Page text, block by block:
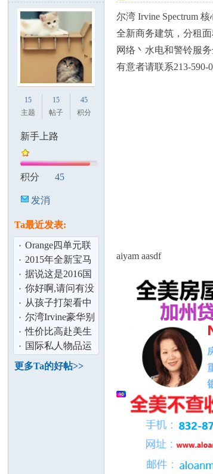
国
15
主题
15
帖子
45
积分
新手上路
积分 45
发消
Ta最近发表:
Orange四单元联
排别墅,投资回报
这么高！
2015年全新宝马
435敞篷系列
据说这是2016国
内最火的10部电
视剧,你都看
你好啊,请问有没
在尔湾的中国人
啊？
从孩子打架看中
美两国人的观念
差异
尔湾Irvine豪华别
墅房间出租
性价比高赴美生
子月子中心是什
么样？
国际私人物品运
输 衣服 鞋 家具
书籍 折扣
更多Ta的好帖>>
尔湾 Irvine Spectrum
全新商务建筑，分租
网络丶水电和警铃服
有意者请联系213-590-
aiyam aasdf